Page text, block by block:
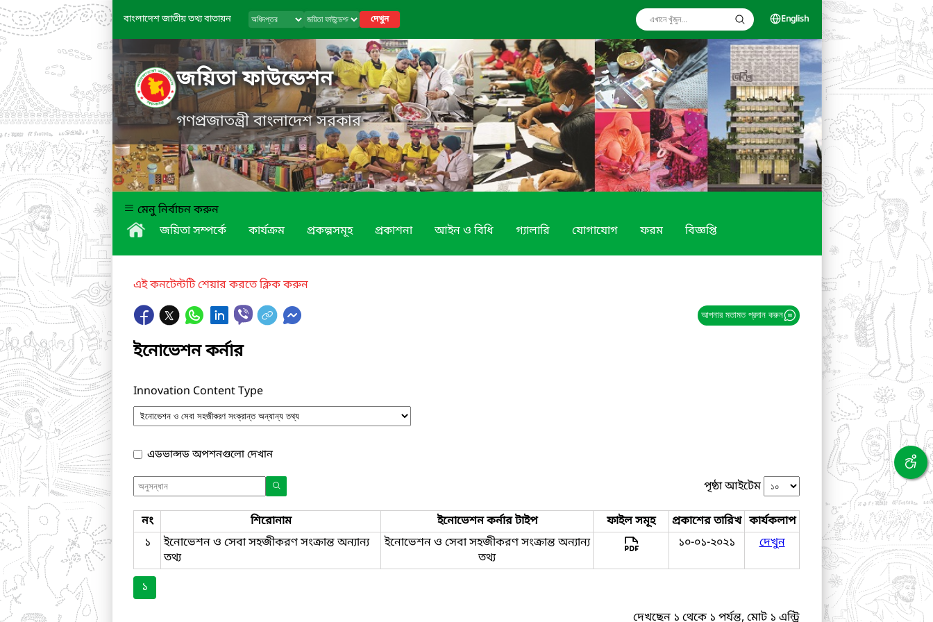
বাংলাদেশ জাতীয় তথ্য বাতায়ন দেখুন English
জয়িতা ফাউন্ডেশন
গণপ্রজাতন্ত্রী বাংলাদেশ সরকার
মেনু নির্বাচন করুন
জয়িতা সম্পর্কে
কার্যক্রম প্রকল্পসমূহ প্রকাশনা আইন ও বিধি গ্যালারি যোগাযোগ ফরম বিজ্ঞপ্তি
এই কনটেন্টটি শেয়ার করতে ক্লিক করুন
আপনার মতামত প্রদান করুন
ইনোভেশন কর্নার
Innovation Content Type
এডভান্সড অপশনগুলো দেখান
পৃষ্ঠা আইটেম
নং শিরোনাম ইনোভেশন কর্নার টাইপ ফাইল সমূহ প্রকাশের তারিখ কার্যকলাপ
১
ইনোভেশন ও সেবা সহজীকরণ সংক্রান্ত অন্যান্য
তথ্য
ইনোভেশন ও সেবা সহজীকরণ সংক্রান্ত অন্যান্য
তথ্য
১০-০১-২০২১ দেখুন
১
দেখছেন ১ থেকে ১ পর্যন্ত, মোট ১ এন্ট্রি